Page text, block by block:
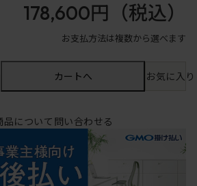
178,600円 （税込）
お支払方法は複数から選べます
カートへ お気に入
品について問い合わせる